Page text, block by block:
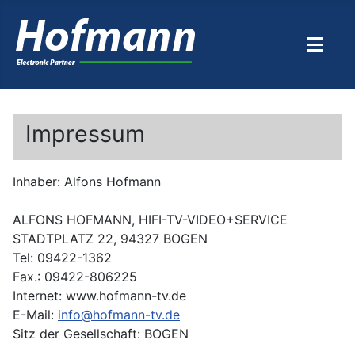
Impressum
Inhaber: Alfons Hofmann
ALFONS HOFMANN, HIFI-TV-VIDEO+SERVICE
STADTPLATZ 22, 94327 BOGEN
Tel: 09422-1362
Fax.: 09422-806225
Internet: www.hofmann-tv.de
E-Mail: info@hofmann-tv.de
Sitz der Gesellschaft: BOGEN